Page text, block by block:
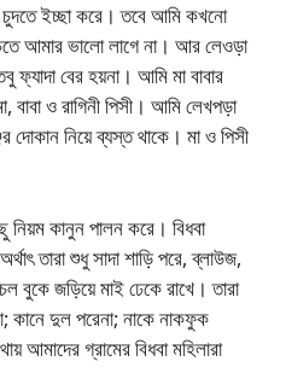
চুদতে ইচ্ছা করে। তবে আমি কখনো
আমার ভালো লাগে না। আর লেওড়া
ফ্যাদা বের হয়না। আমি মা বাবার
ও রাগিনী পিসী। আমি লেখপড়া
দোকান নিয়ে ব্যস্ত থাকে। মা ও পিসী
নিয়ম কানুন পালন করে। বিধবা
তারা শুধু সাদা শাড়ি পরে, ব্লাউজ,
বুকে জড়িয়ে মাই ঢেকে রাখে। তারা
কানে দুল পরেনা; নাকে নাকফুক
আমাদের গ্রামের বিধবা মহিলারা